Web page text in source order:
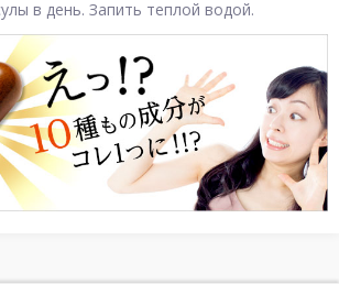
в день. Запить теплой водой.